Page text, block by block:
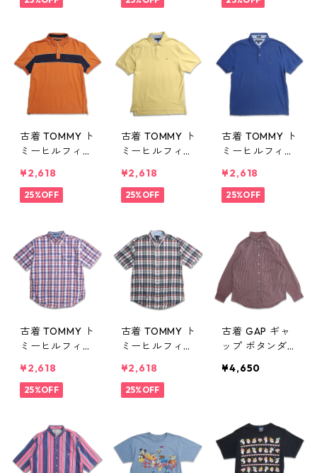
記：L gd406
039n w50526
古着 TOMMY ト
ミーヒルフィガ
ャツ ワンポイ
ント オレンジ
06035n w505
26
¥2,618
25%OFF
古着 TOMMY ト
ミーヒルフィガ
ャツ ワンポイ
ント イエロー
26
¥2,618
25%OFF
古着 TOMMY ト
ミーヒルフィガ
ャツ ワンポイ
ント ブルー系
¥2,618
25%OFF
古着 TOMMY ト
ミーヒルフィガ
チェック 表
記：L gd406
¥2,618
25%OFF
古着 TOMMY ト
ミーヒルフィガ
ボタンダウンシ
ャツ チェック
¥2,618
25%OFF
古着 GAP ギャ
ップ ボタンダ
袖シャツ チェ
50526
¥4,650